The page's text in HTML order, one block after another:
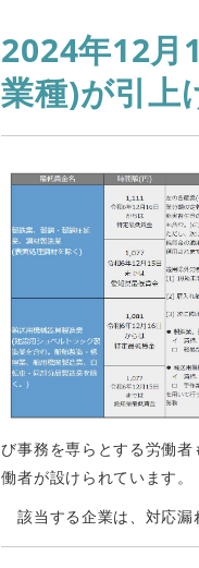
2024年12月
業種)が引上
び事務を専らとする労働
働者が設けられています。
該当する企業は、対応漏